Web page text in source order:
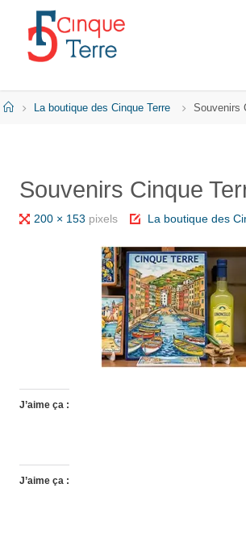
content
RE
E
TA
LI
E
HomeLa boutique des Cinque Terre Souvenirs
Souvenirs Cinque
Full200 × 153 pixels La boutique des
J’aime ça :
J’aime ça :